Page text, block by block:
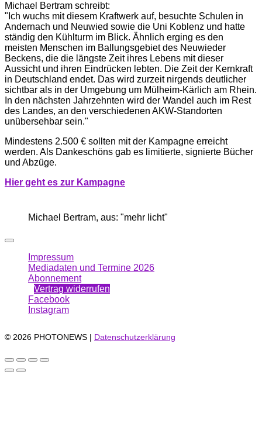
Michael Bertram schreibt:
"Ich wuchs mit diesem Kraftwerk auf, besuchte Schulen in
Andernach und Neuwied sowie die Uni Koblenz und hatte
ständig den Kühlturm im Blick. Ähnlich erging es den
meisten Menschen im Ballungsgebiet des Neuwieder
Beckens, die die längste Zeit ihres Lebens mit dieser
Aussicht und ihren Eindrücken lebten. Die Zeit der Kernkraft
in Deutschland endet. Das wird zurzeit nirgends deutlicher
sichtbar als in der Umgebung um Mülheim-Kärlich am Rhein.
In den nächsten Jahrzehnten wird der Wandel auch im Rest
des Landes, an den verschiedenen AKW-Standorten
unübersehbar sein."
Mindestens 2.500 € sollten mit der Kampagne erreicht
werden. Als Dankeschöns gab es limitierte, signierte Bücher
und Abzüge.
Hier geht es zur Kampagne
Michael Bertram, aus: "mehr licht"
Impressum
Mediadaten und Termine 2026
Abonnement
Vertrag widerrufen
Facebook
Instagram
© 2026 PHOTONEWS | Datenschutzerklärung